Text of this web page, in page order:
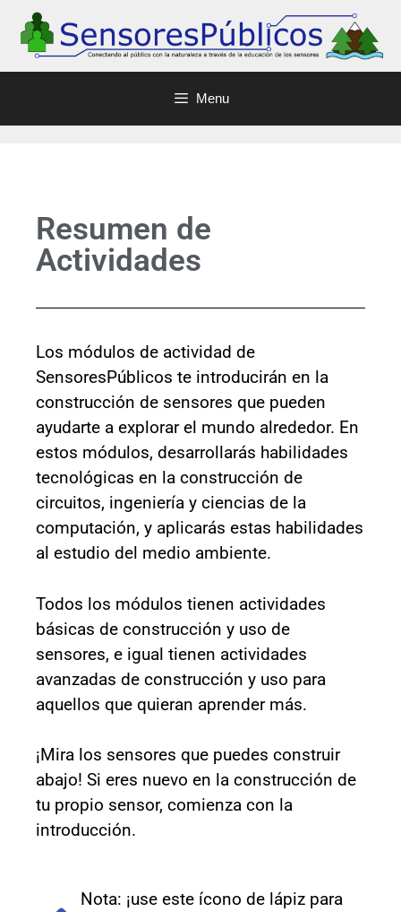
Menu
Resumen de
Actividades
Los módulos de actividad de
SensoresPúblicos te introducirán en la
construcción de sensores que pueden
ayudarte a explorar el mundo alrededor. En
estos módulos, desarrollarás habilidades
tecnológicas en la construcción de
circuitos, ingeniería y ciencias de la
computación, y aplicarás estas habilidades
al estudio del medio ambiente.
Todos los módulos tienen actividades
básicas de construcción y uso de
sensores, e igual tienen actividades
avanzadas de construcción y uso para
aquellos que quieran aprender más.
¡Mira los sensores que puedes construir
abajo! Si eres nuevo en la construcción de
tu propio sensor, comienza con la
introducción.
Nota: ¡use este ícono de lápiz para